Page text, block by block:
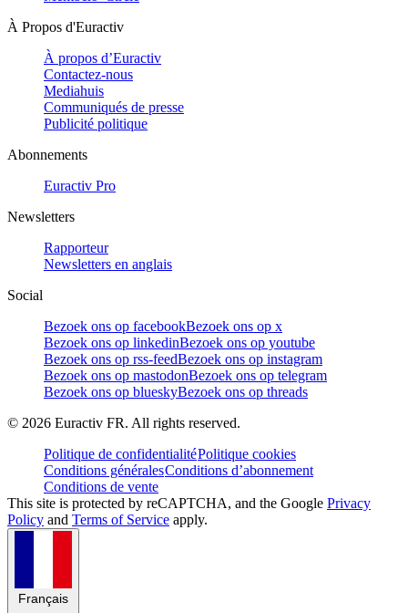
À Propos d'Euractiv
À propos d’Euractiv
Contactez-nous
Mediahuis
Communiqués de presse
Publicité politique
Abonnements
Euractiv Pro
Newsletters
Rapporteur
Newsletters en anglais
Social
Bezoek ons op facebookBezoek ons op x
Bezoek ons op linkedinBezoek ons op youtube
Bezoek ons op rss-feedBezoek ons op instagram
Bezoek ons op mastodonBezoek ons op telegram
Bezoek ons op blueskyBezoek ons op threads
© 2026 Euractiv FR. All rights reserved.
Politique de confidentialitéPolitique cookies
Conditions généralesConditions d’abonnement
Conditions de vente
This site is protected by reCAPTCHA, and the Google Privacy
Policy and Terms of Service apply.
Français